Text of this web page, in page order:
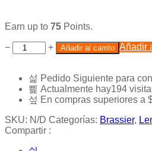
Earn up to 75 Points.
− + Añadir al carrito Añadir
Pedido Siguiente para
Actualmente hay194
En compras superiores a
SKU: N/D Categorías: Brassier,
Compartir :